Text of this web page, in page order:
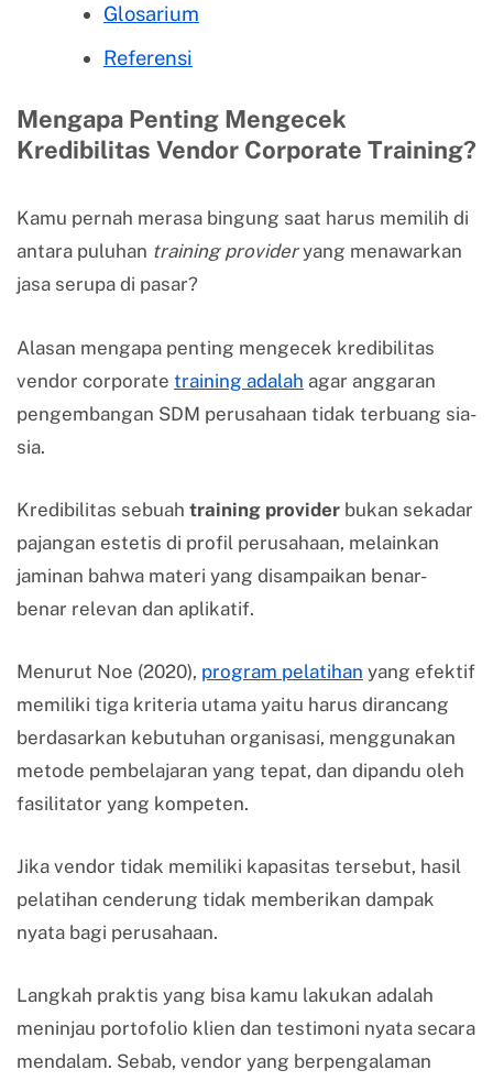
Glosarium
Referensi
Mengapa Penting Mengecek
Kredibilitas Vendor Corporate Training?
Kamu pernah merasa bingung saat harus memilih di
antara puluhan training provideryang menawarkan
jasa serupa di pasar?
Alasan mengapa penting mengecek kredibilitas
vendor corporate training adalah agar anggaran
pengembangan SDM perusahaan tidak terbuang sia-
sia.
Kredibilitas sebuah training provider bukan sekadar
pajangan estetis di profil perusahaan, melainkan
jaminan bahwa materi yang disampaikan benar-
benar relevan dan aplikatif.
Menurut Noe (2020), program pelatihan yang efektif
memiliki tiga kriteria utama yaitu harus dirancang
berdasarkan kebutuhan organisasi, menggunakan
metode pembelajaran yang tepat, dan dipandu oleh
fasilitator yang kompeten.
Jika vendor tidak memiliki kapasitas tersebut, hasil
pelatihan cenderung tidak memberikan dampak
nyata bagi perusahaan.
Langkah praktis yang bisa kamu lakukan adalah
meninjau portofolio klien dan testimoni nyata secara
mendalam. Sebab, vendor yang berpengalaman